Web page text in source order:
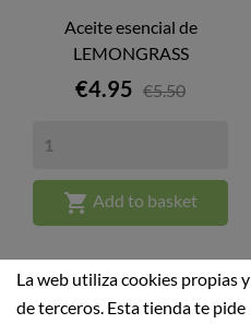
Aceite esencial de
LEMONGRASS
Price
€4.95 €5.50
 Add to basket
La web utiliza cookies propias y
de terceros. Esta tienda te pide